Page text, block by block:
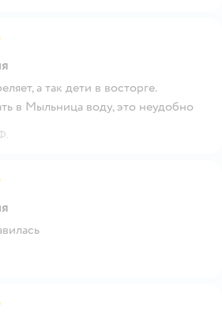
а так дети в восторге.
в Мыльница воду, это неудобно